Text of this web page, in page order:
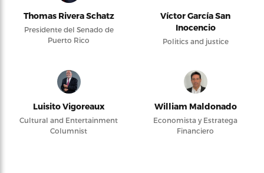
Thomas Rivera Schatz
Presidente del Senado de
Puerto Rico
Víctor García San
Inocencio
Politics and justice
Luisito Vigoreaux
Cultural and Entertainment
Columnist
William Maldonado
Economista y Estratega
Financiero